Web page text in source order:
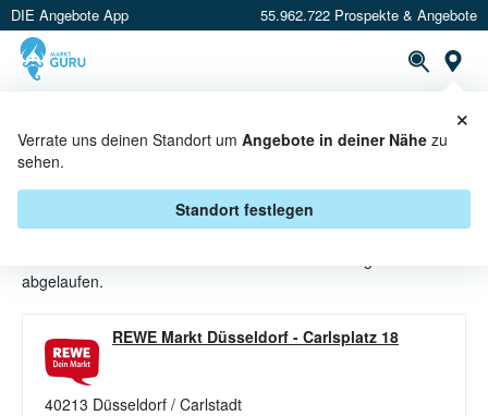
DIE Angebote App 55.962.722 Prospekte & Angebote
Verrate uns deinen Standort um Angebote in deiner Nähe zu
sehen.
Standort festlegen
×
TOMATEN ANGEBOTE &
AKTIONEN BEI REWE
abgelaufen.
REWE Markt Düsseldorf - Carlsplatz 18
40213 Düsseldorf / Carlstadt